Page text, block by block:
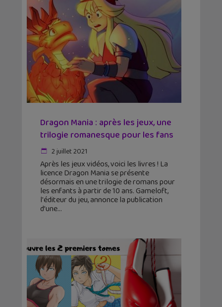
Dragon Mania : après les jeux, une
trilogie romanesque pour les fans
2 juillet 2021
Après les jeux vidéos, voici les livres ! La
licence Dragon Mania se présente
désormais en une trilogie de romans pour
les enfants à partir de 10 ans. Gameloft,
l'éditeur du jeu, annonce la publication
d’une